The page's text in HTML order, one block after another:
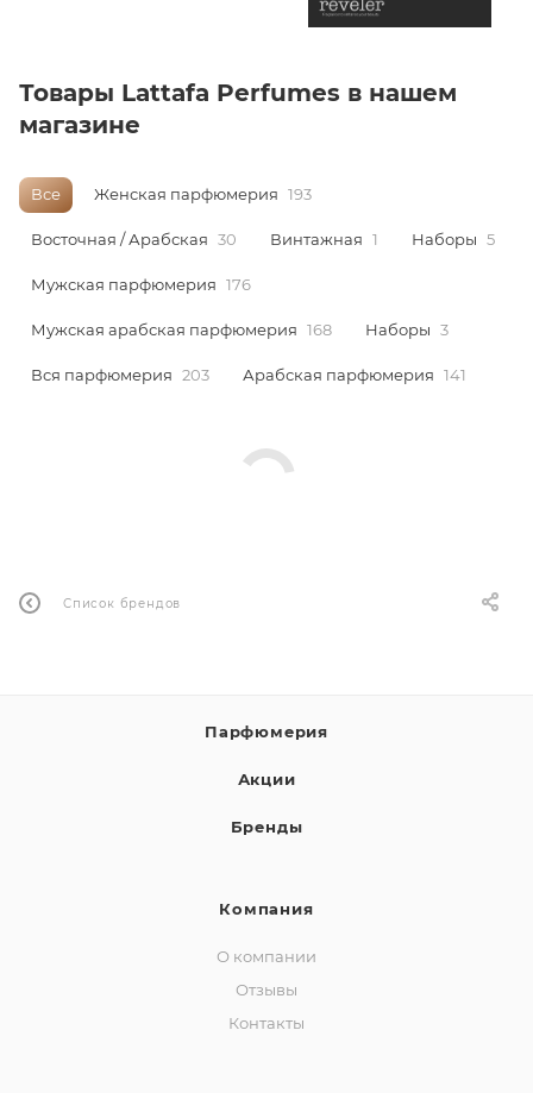
Товары Lattafa Perfumes в нашем
магазине
Все Женская парфюмерия 193
Восточная / Арабская 30 Винтажная 1 Наборы 5
Мужская парфюмерия 176
Мужская арабская парфюмерия 168 Наборы 3
Вся парфюмерия 203 Арабская парфюмерия 141
Список брендов
Парфюмерия
Акции
Бренды
Компания
О компании
Отзывы
Контакты